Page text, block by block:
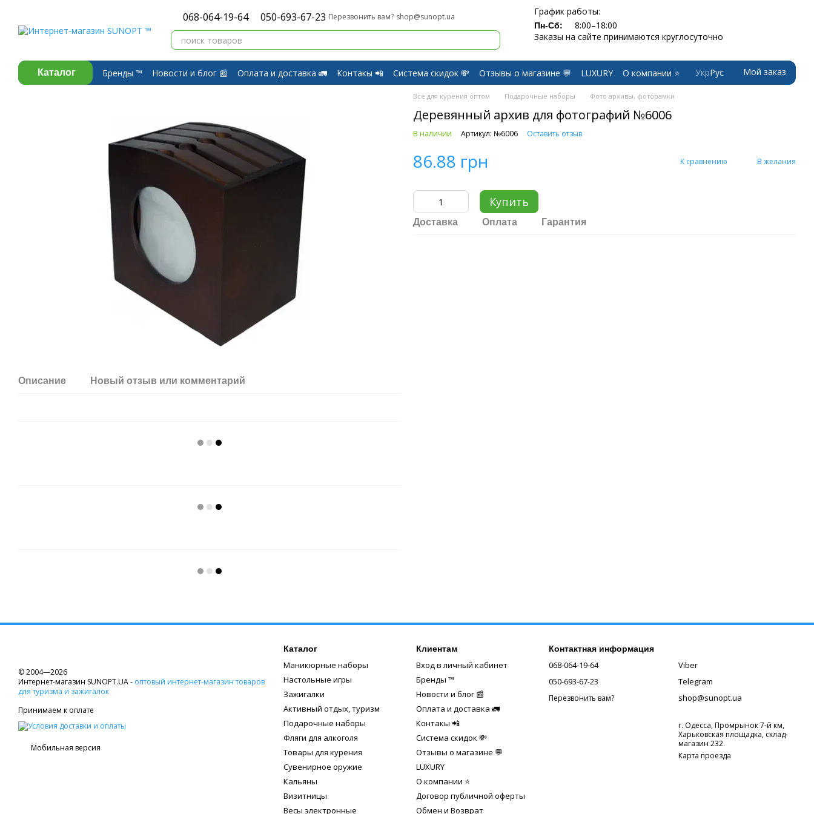
068-064-19-64 050-693-67-23 Перезвонить вам? shop@sunopt.ua График работы:
Пн-Сб:
8:00–18:00
Заказы на сайте принимаются круглосуточно
Каталог Бренды ™️ Новости и блог 📰 Оплата и доставка 🚛 Контакы 📲 Система скидок 💸 Отзывы о магазине 💬 LUXURY
О компании ⭐
Договор публичной оферты
Обмен и Возврат
УкрРус Мой заказ
Описание Новый отзыв или комментарий
Все для курения оптом Подарочные наборы Фото архивы, фоторамки
Деревянный архив для фотографий №6006
В наличии Артикул: №6006 Оставить отзыв
86.88 грн К сравнению В желания
Купить
Доставка Оплата Гарантия
© 2004—2026
Интернет-магазин SUNOPT.UA - оптовый интернет-магазин товаров
для туризма и зажигалок
Принимаем к оплате
Мобильная версия
Каталог
Маникюрные наборы
Настольные игры
Зажигалки
Активный отдых, туризм
Подарочные наборы
Фляги для алкоголя
Товары для курения
Сувенирное оружие
Кальяны
Визитницы
Весы электронные
Клиентам
Вход в личный кабинет
Бренды ™️
Новости и блог 📰
Оплата и доставка 🚛
Контакы 📲
Система скидок 💸
Отзывы о магазине 💬
LUXURY
О компании ⭐
Договор публичной оферты
Обмен и Возврат
Контактная информация
068-064-19-64
050-693-67-23
Перезвонить вам?
Viber
Telegram
shop@sunopt.ua
г. Одесса, Промрынок 7-й км,
Харьковская площадка, склад-
магазин 232.
Карта проезда